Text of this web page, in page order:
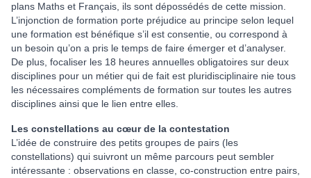
plans Maths et Français, ils sont dépossédés de cette mission.
L’injonction de formation porte préjudice au principe selon lequel
une formation est bénéfique s’il est consentie, ou correspond à
un besoin qu’on a pris le temps de faire émerger et d’analyser.
De plus, focaliser les 18 heures annuelles obligatoires sur deux
disciplines pour un métier qui de fait est pluridisciplinaire nie tous
les nécessaires compléments de formation sur toutes les autres
disciplines ainsi que le lien entre elles.
Les constellations au cœur de la contestation
L’idée de construire des petits groupes de pairs (les
constellations) qui suivront un même parcours peut sembler
intéressante : observations en classe, co-construction entre pairs,